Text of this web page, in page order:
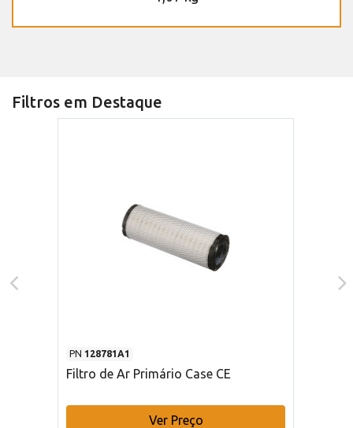
Filtros em Destaque
PN 128781A1
Filtro de Ar Primário Case CE
Ver Preço